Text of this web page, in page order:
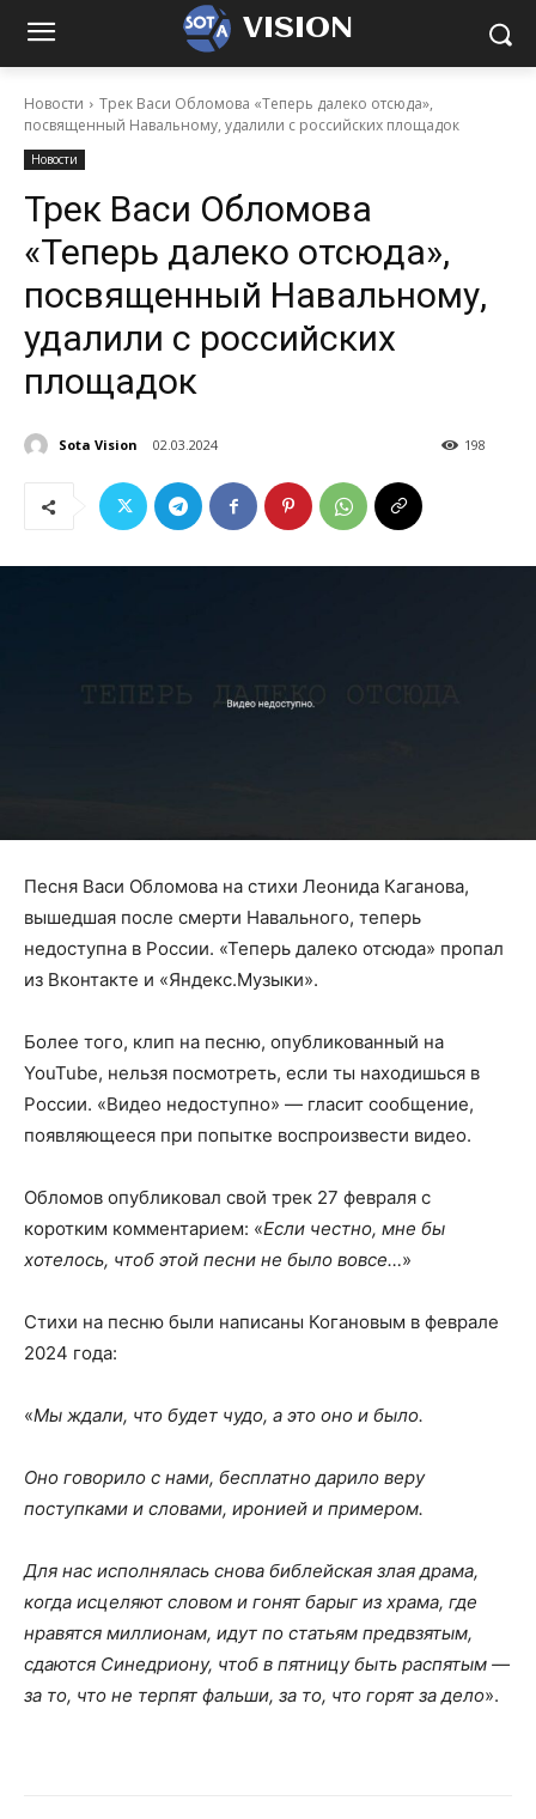
VISION
Новости
Трек Васи Обломова «Теперь далеко отсюда»,
посвященный Навальному, удалили с российских площадок
Новости
Трек Васи Обломова
«Теперь далеко отсюда»,
посвященный Навальному,
удалили с российских
площадок
Sota Vision 02.03.2024 198
Песня Васи Обломова на стихи Леонида Каганова,
вышедшая после смерти Навального, теперь
недоступна в России. «Теперь далеко отсюда» пропал
из Вконтакте и «Яндекс.Музыки».
Более того, клип на песню, опубликованный на
YouTube, нельзя посмотреть, если ты находишься в
России. «Видео недоступно» — гласит сообщение,
появляющееся при попытке воспроизвести видео.
Обломов опубликовал свой трек 27 февраля с
коротким комментарием: «Если честно, мне бы
хотелось, чтоб этой песни не было вовсе…»
Стихи на песню были написаны Когановым в феврале
2024 года:
«Мы ждали, что будет чудо, а это оно и было.
Оно говорило с нами, бесплатно дарило веру
поступками и словами, иронией и примером.
Для нас исполнялась снова библейская злая драма,
когда исцеляют словом и гонят барыг из храма, где
нравятся миллионам, идут по статьям предвзятым,
сдаются Синедриону, чтоб в пятницу быть распятым —
за то, что не терпят фальши, за то, что горят за дело».